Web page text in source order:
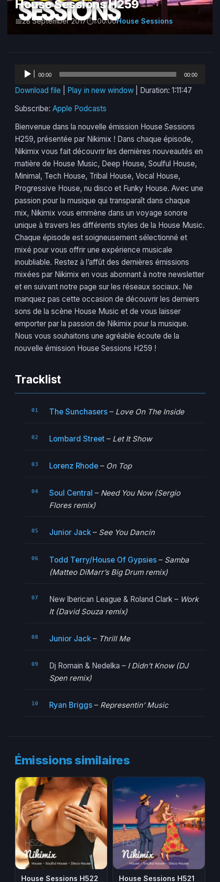
House Sessions H259
28 September 2017 1:00:00House Sessions
Audio
00:00 00:00
Download file Play in new window
Duration: 1:11:47
Subscribe: Apple Podcasts
Bienvenue dans la nouvelle émission House Sessions
H259, présentée par Nikimix ! Dans chaque épisode,
Nikimix vous fait découvrir les dernières nouveautés en
matière de House Music, Deep House, Soulful House,
Minimal, Tech House, Tribal House, Vocal House,
Progressive House, nu disco et Funky House. Avec une
passion pour la musique qui transparaît dans chaque
mix, Nikimix vous emmène dans un voyage sonore
unique à travers les différents styles de la House Music.
Chaque épisode est soigneusement sélectionné et
mixé pour vous offrir une expérience musicale
inoubliable. Restez à l’affût des dernières émissions
mixées par Nikimix en vous abonnant à notre newsletter
et en suivant notre page sur les réseaux sociaux. Ne
manquez pas cette occasion de découvrir les derniers
sons de la scène House Music et de vous laisser
emporter par la passion de Nikimix pour la musique.
Nous vous souhaitons une agréable écoute de la
nouvelle émission House Sessions H259 !
Tracklist
The Sunchasers– Love On The Inside
Lombard Street– Let It Show
Lorenz Rhode– On Top
Soul Central – Need You Now (Sergio
Flores remix)
Junior Jack– See You Dancin
Todd Terry/House Of Gypsies– Samba
(Matteo DiMarr’s Big Drum remix)
New Iberican League & Roland Clark – Work
It (David Souza remix)
Junior Jack– Thrill Me
Dj Romain & Nedelka – I Didn’t Know (DJ
Spen remix)
Ryan Briggs– Representin’ Music
Émissions similaires
House Sessions H522 House Sessions H521